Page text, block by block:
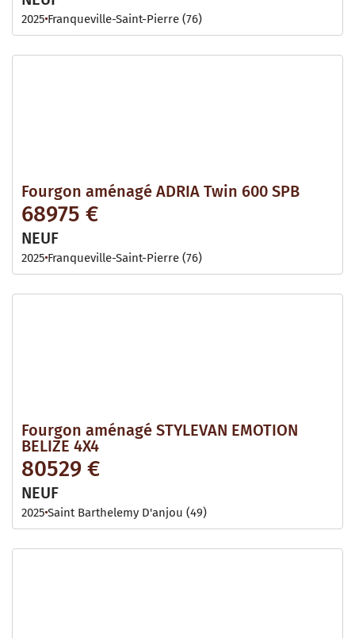
2025 Franqueville-Saint-Pierre (76)
Fourgon aménagé ADRIA Twin 600 SPB
68975 €
NEUF
2025 Franqueville-Saint-Pierre (76)
Fourgon aménagé STYLEVAN EMOTION
BELIZE 4X4
80529 €
NEUF
2025 Saint Barthelemy D'anjou (49)